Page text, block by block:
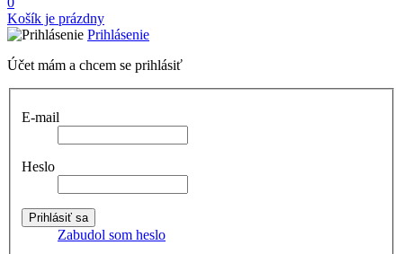
Košík je prázdny
Prihlásenie
Účet mám a chcem se prihlásiť
E-mail
Heslo
Zabudol som heslo